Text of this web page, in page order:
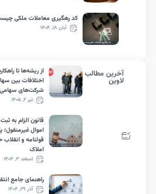
کد رهگیری معاملات ملکی چیست؟
آبان ۱۸, ۱۴۰۴
مطالب
از ریشه‌ها تا راهکارهای حل
اختلافات بین سهامداران در
شرکت‌های سهامی خاص
تیر ۲, ۱۴۰۵
قانون الزام به ثبت رسمی معاملات
اموال غیرمنقول؛ پایان دوران
قولنامه و انقلاب حقوقی در بازار
املاک
راهنمای جامع انتقال سهام شرکت
آذر ۲۹, ۱۴۰۴